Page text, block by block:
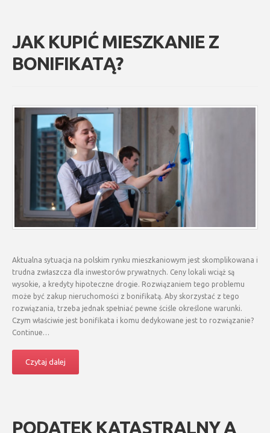
JAK KUPIĆ MIESZKANIE Z
BONIFIKATĄ?
Aktualna sytuacja na polskim rynku mieszkaniowym jest skomplikowana i
trudna zwłaszcza dla inwestorów prywatnych. Ceny lokali wciąż są
wysokie, a kredyty hipoteczne drogie. Rozwiązaniem tego problemu
może być zakup nieruchomości z bonifikatą. Aby skorzystać z tego
rozwiązania, trzeba jednak spełniać pewne ściśle określone warunki.
Czym właściwie jest bonifikata i komu dedykowane jest to rozwiązanie?
Continue…
Czytaj dalej
PODATEK KATASTRALNY A